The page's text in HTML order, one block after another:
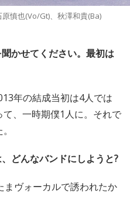
慎也(Vo/Gt)、秋澤和貴(Ba)
かせてください。最初は
年の結成当初は4人では
、一時期僕1人に。それで
どんなバンドにしようと?
まヴォーカルで誘われたか